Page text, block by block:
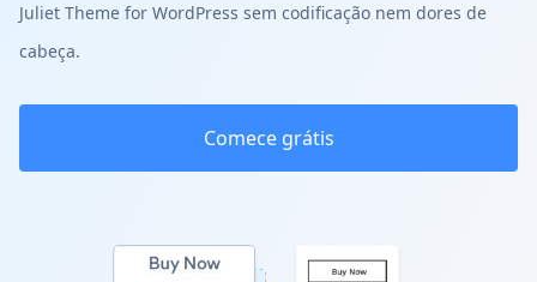
Juliet Theme for WordPress sem codificação nem dores de
cabeça.
Comece grátis